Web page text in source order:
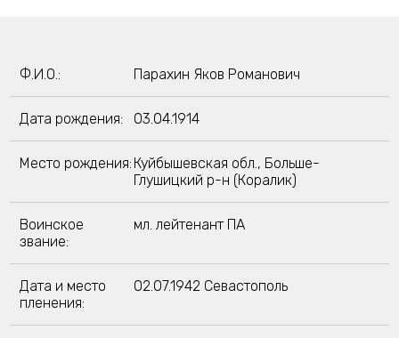
Ф.И.О.: Парахин Яков Романович
Дата рождения: 03.04.1914
Место рождения: Куйбышевская обл., Больше-
Глушицкий р-н (Коралик)
Воинское
звание:
мл. лейтенант ПА
Дата и место
пленения:
02.07.1942 Севастополь